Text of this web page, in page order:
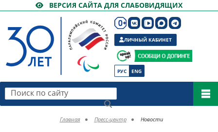
ВЕРСИЯ САЙТА ДЛЯ СЛАБОВИДЯЩИХ
РУС ENG
ЛИЧНЫЙ КАБИНЕТ
Поиск по сайту
Главная Пресс-центр Новости